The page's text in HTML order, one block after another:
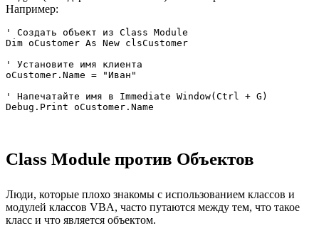
Например:
' Создать объект из Class Module
Dim oCustomer As New clsCustomer
' Установите имя клиента
oCustomer.Name = "Иван"
' Напечатайте имя в Immediate Window(Ctrl + G)
Class Module против Объектов
Люди, которые плохо знакомы с использованием классов и
модулей классов VBA, часто путаются между тем, что такое
класс и что является объектом.